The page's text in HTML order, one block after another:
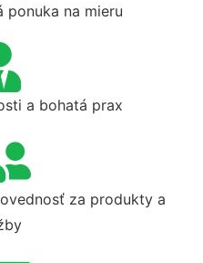
ponuka na mieru
a bohatá prax
za produkty a